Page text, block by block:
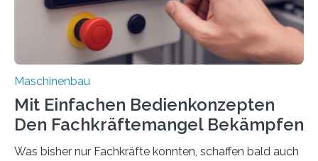
Maschinenbau
Mit Einfachen Bedienkonzepten
Den Fachkräftemangel Bekämpfen
Was bisher nur Fachkräfte konnten, schaffen bald auch